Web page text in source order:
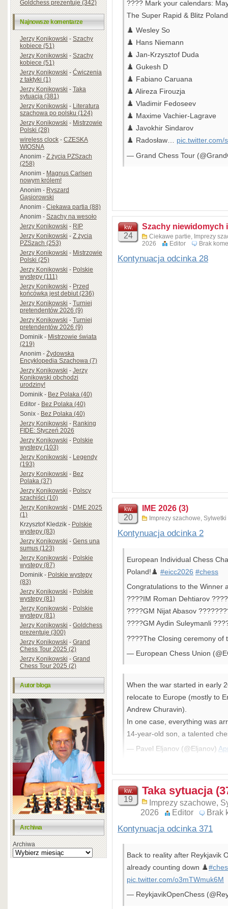
Goldchess prezentuje (342)
Najnowsze komentarze
Jerzy Konikowski-Szachy
kobiece (51)
Jerzy Konikowski-Szachy
kobiece (51)
Jerzy Konikowski-Ćwiczenia
z taktyki (1)
Jerzy Konikowski-Taka
sytuacja (381)
Jerzy Konikowski-Literatura
szachowa po polsku (124)
Jerzy Konikowski-Mistrzowie
Polski (28)
wireless clock-CZESKA
WIOSNA
Anonim-Z życia PZSzach
(258)
Anonim-Magnus Carlsen
nowym królem!
Anonim-Ryszard
Gąsiorowski
Anonim-Ciekawa partia (88)
Anonim-Szachy na wesoło
Jerzy Konikowski-RIP
Jerzy Konikowski-Z życia
PZSzach (253)
Jerzy Konikowski-Mistrzowie
Polski (25)
Jerzy Konikowski-Polskie
występy (111)
Jerzy Konikowski-Przed
końcówką jest debiut (236)
Jerzy Konikowski-Turniej
pretendentów 2026 (9)
Jerzy Konikowski-Turniej
pretendentów 2026 (9)
Dominik-Mistrzowie świata
(219)
Anonim-Żydowska
Encyklopedia Szachowa (7)
Jerzy Konikowski-Jerzy
Konikowski obchodzi
urodziny!
Dominik-Bez Polaka (40)
Editor-Bez Polaka (40)
Sonix-Bez Polaka (40)
Jerzy Konikowski-Ranking
FIDE: Styczeń 2026
Jerzy Konikowski-Polskie
występy (103)
Jerzy Konikowski-Legendy
(193)
Jerzy Konikowski-Bez
Polaka (37)
Jerzy Konikowski-Polscy
szachiści (10)
Jerzy Konikowski-DME 2025
(1)
Krzysztof Kledzik-Polskie
występy (83)
Jerzy Konikowski-Gens una
sumus (123)
Jerzy Konikowski-Polskie
występy (87)
Dominik-Polskie występy
(83)
Jerzy Konikowski-Polskie
występy (81)
Jerzy Konikowski-Polskie
występy (81)
Jerzy Konikowski-Goldchess
prezentuje (300)
Jerzy Konikowski-Grand
Chess Tour 2025 (2)
Jerzy Konikowski-Grand
Chess Tour 2025 (2)
Autor bloga
Archiwa
Archiwa
???? Mark your calendars:
The Super Rapid & Blitz
♟️ Wesley So
♟️ Hans Niemann
♟️ Jan-Krzysztof Duda
♟️ Gukesh D
♟️ Fabiano Caruana
♟️ Alireza Firouzja
♟️ Vladimir Fedoseev
♟️ Maxime Vachier-Lagrave
♟️ Javokhir Sindarov
♟️ Radosław… pic.twitter.com/
— Grand Chess Tour
kw.
24
Szachy niewidomych
Ciekawe partie, Imprezy
2026
Editor Brak
Kontynuacja odcinka 28
kw.
20
IME 2026 (3)
Imprezy szachowe, Sylwetki
Kontynuacja odcinka 2
European Individual Chess
Poland!♟️ #eicc2026 #chess
Congratulations to the Winner
????IM Roman Dehtiarov
????GM Nijat Abasov
????GM Aydin Suleymanli
????The Closing ceremony
— European Chess Union
When the war started in early
relocate to Europe (mostly to
Andrew Churavin).
In one case, everything was
14-year-old son, a talented
— Pavel Eljanov (@Eljanov)
Wyniki Polaków
kw.
19
Taka sytuacja
Imprezy szachowe,
2026
Editor Brak
Kontynuacja odcinka 371
Back to reality after Reykjavik
already counting down ♟️
pic.twitter.com/o3mTWmuk6M
— ReykjavikOpenChess